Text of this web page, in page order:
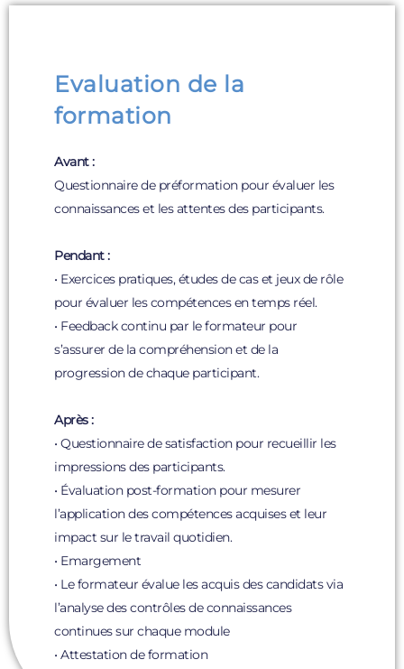
Evaluation de la
formation
Avant :
Questionnaire de préformation pour évaluer les
connaissances et les attentes des participants.
Pendant :
• Exercices pratiques, études de cas et jeux de rôle
pour évaluer les compétences en temps réel.
• Feedback continu par le formateur pour
s’assurer de la compréhension et de la
progression de chaque participant.
Après :
• Questionnaire de satisfaction pour recueillir les
impressions des participants.
• Évaluation post-formation pour mesurer
l’application des compétences acquises et leur
impact sur le travail quotidien.
• Emargement
• Le formateur évalue les acquis des candidats via
l’analyse des contrôles de connaissances
continues sur chaque module
• Attestation de formation